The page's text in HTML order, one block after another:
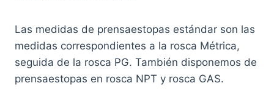
Las medidas de prensaestopas estándar son las
medidas correspondientes a la rosca Métrica,
seguida de la rosca PG. También disponemos de
prensaestopas en rosca NPT y rosca GAS.